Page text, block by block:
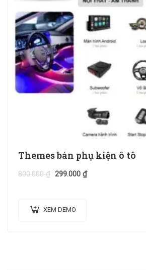
Themes bán phụ kiện ô tô
800.000₫ 299.000 ₫
XEM DEMO